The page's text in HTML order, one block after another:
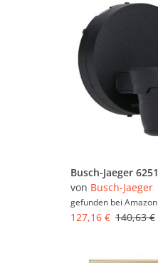
von Busch-Jaeger
gefunden bei Amazon
127,16 € 140,63 €